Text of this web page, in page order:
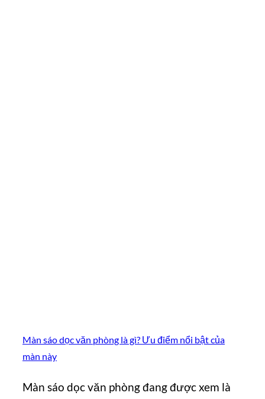
Màn sáo dọc văn phòng là gì? Ưu điểm nổi bật của
màn này
Màn sáo dọc văn phòng đang được xem là